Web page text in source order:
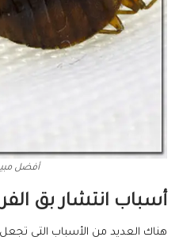
أفضل
أسباب انتشار بق
هناك العديد من الأسباب التي